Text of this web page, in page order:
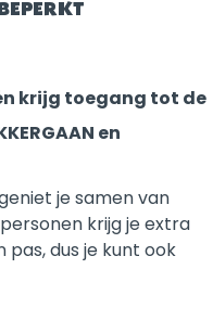
krijg toegang tot de
en
je samen van
krijg je extra
dus je kunt ook